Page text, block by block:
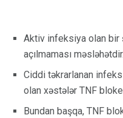
Aktiv infeksiya olan bir
açılmaması məsləhətdir.
Ciddi təkrarlanan
olan xəstələr TNF
Bundan başqa, TNF